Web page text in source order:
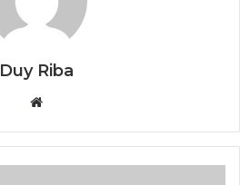
Duy Riba
Website